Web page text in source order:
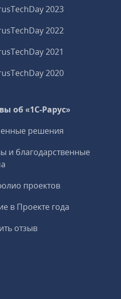
2023
2022
2021
2020
об «1С-Рарус»
решения
и благодарственные
проектов
в Проекте года
отзыв